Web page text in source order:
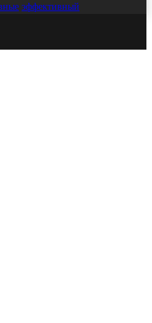
эффективный